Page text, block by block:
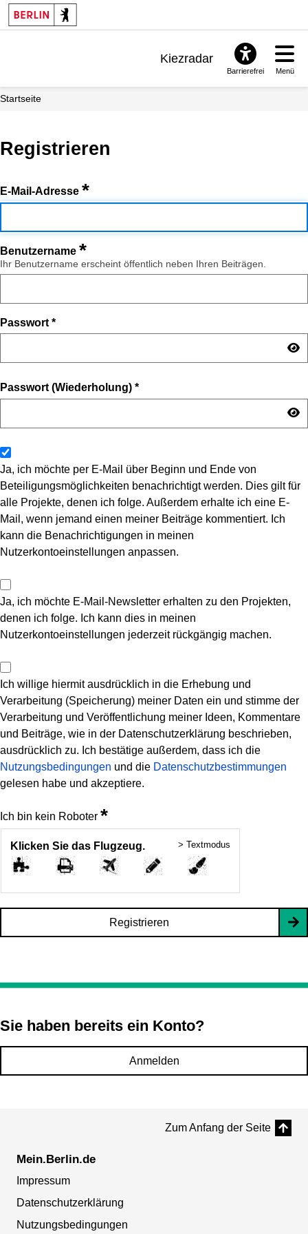
Kiezradar
Barrierefrei Menü
Startseite
Registrieren
E-Mail-Adresse *
Benutzername *
Ihr Benutzername erscheint öffentlich neben Ihren Beiträgen.
Passwort *
Passwort (Wiederholung) *
Ja, ich möchte per E-Mail über Beginn und Ende von
Beteiligungsmöglichkeiten benachrichtigt werden. Dies gilt für
alle Projekte, denen ich folge. Außerdem erhalte ich eine E-
Mail, wenn jemand einen meiner Beiträge kommentiert. Ich
kann die Benachrichtigungen in meinen
Nutzerkontoeinstellungen anpassen.
Ja, ich möchte E-Mail-Newsletter erhalten zu den Projekten,
denen ich folge. Ich kann dies in meinen
Nutzerkontoeinstellungen jederzeit rückgängig machen.
Ich willige hiermit ausdrücklich in die Erhebung und
Verarbeitung (Speicherung) meiner Daten ein und stimme der
Verarbeitung und Veröffentlichung meiner Ideen, Kommentare
und Beiträge, wie in der Datenschutzerklärung beschrieben,
ausdrücklich zu. Ich bestätige außerdem, dass ich die
Nutzungsbedingungen und die Datenschutzbestimmungen
gelesen habe und akzeptiere.
Ich bin kein Roboter *
Klicken Sie das Flugzeug. > Textmodus
Registrieren
Sie haben bereits ein Konto?
Anmelden
Zum Anfang der Seite
Mein.Berlin.de
Impressum
Datenschutzerklärung
Nutzungsbedingungen